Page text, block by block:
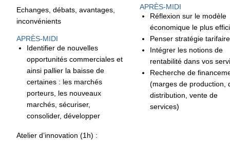
Echanges, débats, avantages,
inconvénients
APRÈS-MIDI
Identifier de nouvelles
opportunités commerciales et
ainsi pallier la baisse de
certaines : les marchés
porteurs, les nouveaux
marchés, sécuriser,
consolider, développer
Atelier d’innovation (1h) :
APRÈS-MIDI
Réflexion sur le modèle
économique le plus
Penser stratégie tarifaire
Intégrer les notions de
rentabilité dans vos
Recherche de
(marges de production,
distribution, vente de
services)